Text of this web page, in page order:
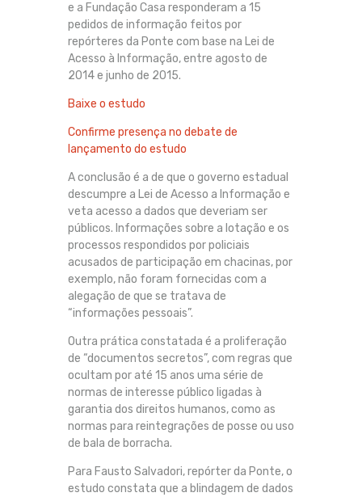
e a Fundação Casa responderam a 15
pedidos de informação feitos por
repórteres da Ponte com base na Lei de
Acesso à Informação, entre agosto de
2014 e junho de 2015.
Baixe o estudo
Confirme presença no debate de
lançamento do estudo
A conclusão é a de que o governo estadual
descumpre a Lei de Acesso a Informação e
veta acesso a dados que deveriam ser
públicos. Informações sobre a lotação e os
processos respondidos por policiais
acusados de participação em chacinas, por
exemplo, não foram fornecidas com a
alegação de que se tratava de
“informações pessoais”.
Outra prática constatada é a proliferação
de “documentos secretos”, com regras que
ocultam por até 15 anos uma série de
normas de interesse público ligadas à
garantia dos direitos humanos, como as
normas para reintegrações de posse ou uso
de bala de borracha.
Para Fausto Salvadori, repórter da Ponte, o
estudo constata que a blindagem de dados